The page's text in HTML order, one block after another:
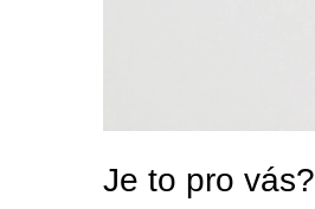
Je to pro vás?